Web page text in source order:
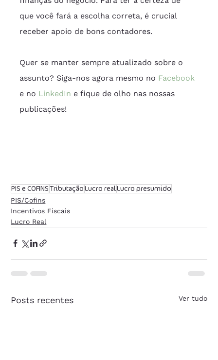
que você fará a escolha correta, é crucial
receber apoio de bons contadores.
Quer se manter sempre atualizado sobre o
assunto? Siga-nos agora mesmo no Facebook
e no LinkedIn e fique de olho nas nossas
publicações!
PIS e COFINSTributaçãoLucro realLucro presumido
PIS/Cofins
Incentivos Fiscais
Lucro Real
Posts recentes Ver tudo